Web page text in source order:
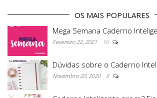
OS MAIS POPULARES
Mega Semana Caderno
Fevereiro 22, 2021 16
Dúvidas sobre o Caderno
Novembro 20, 2020 8